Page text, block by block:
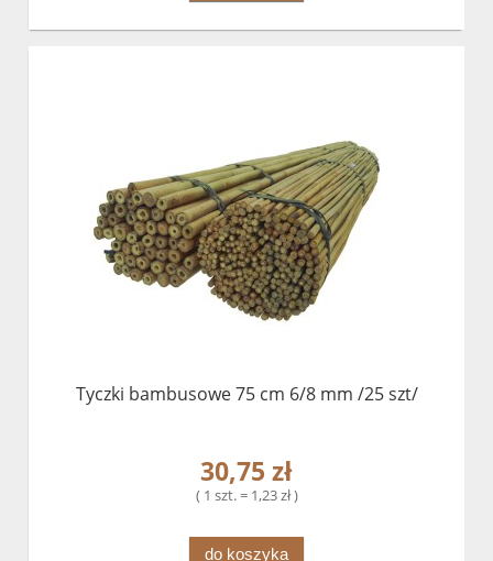
Tyczki bambusowe 75 cm 6/8 mm /25 szt/
30,75 zł
( 1 szt. = 1,23 zł )
do koszyka